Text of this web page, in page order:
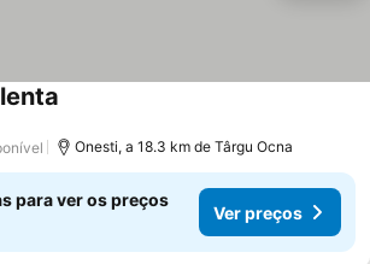
Onesti, a 18.3 km de Târgu Ocna
para ver os preços
Ver preços